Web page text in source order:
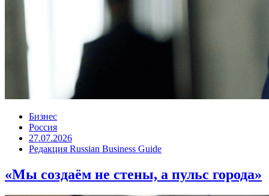
Бизнес
Россия
27.07.2026
Редакция Russian Business Guide
«Мы создаём не стены, а пульс города»